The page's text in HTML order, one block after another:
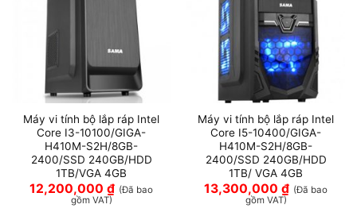
Máy vi tính bộ lắp ráp Intel
Core I3-10100/GIGA-
H410M-S2H/8GB-
2400/SSD 240GB/HDD
1TB/VGA 4GB
12,200,000 ₫ (Đã bao
gồm VAT)
Máy vi tính bộ lắp ráp Intel
Core I5-10400/GIGA-
H410M-S2H/8GB-
2400/SSD 240GB/HDD
1TB/ VGA 4GB
13,300,000 ₫ (Đã bao
gồm VAT)